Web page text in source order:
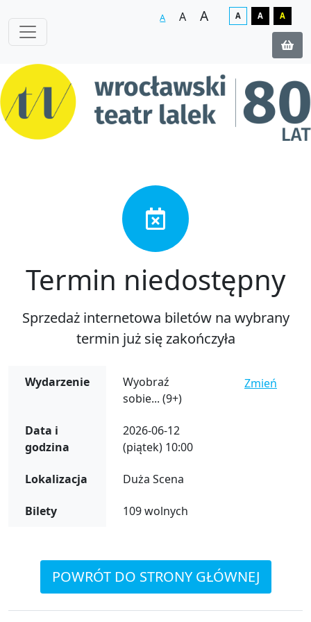
A A A A A A
Termin niedostępny
Sprzedaż internetowa biletów na wybrany
termin już się zakończyła
Wydarzenie
Wyobraź
sobie... (9+)
Zmień
Data i
godzina
2026-06-12
(piątek) 10:00
Lokalizacja Duża Scena
Bilety 109 wolnych
POWRÓT DO STRONY GŁÓWNEJ